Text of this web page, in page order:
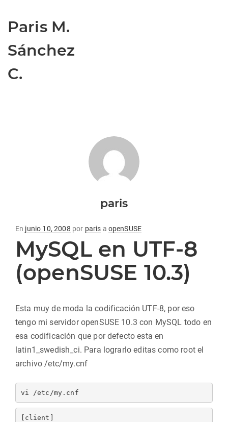
Paris M.
Sánchez
C.
paris
En Publicado
en
junio 10, 2008 por paris a openSUSE
MySQL en UTF-8
(openSUSE 10.3)
Esta muy de moda la codificación UTF-8, por eso
tengo mi servidor openSUSE 10.3 con MySQL todo en
esa codificación que por defecto esta en
latin1_swedish_ci. Para lograrlo editas como root el
archivo /etc/my.cnf
[client]